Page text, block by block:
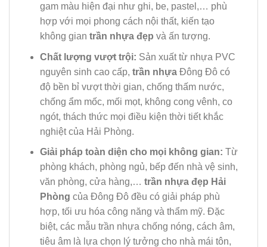
gam màu hiện đại như ghi, be, pastel,… phù
hợp với mọi phong cách nội thất, kiến tạo
không gian trần nhựa đẹp và ấn tượng.
Chất lượng vượt trội: Sản xuất từ nhựa PVC
nguyên sinh cao cấp, trần nhựaĐông Đô có
độ bền bỉ vượt thời gian, chống thấm nước,
chống ẩm mốc, mối mọt, không cong vênh, co
ngót, thách thức mọi điều kiện thời tiết khắc
nghiệt của Hải Phòng.
Giải pháp toàn diện cho mọi không gian: Từ
phòng khách, phòng ngủ, bếp đến nhà vệ sinh,
văn phòng, cửa hàng,… trần nhựa đẹp Hải
Phòng của Đông Đô đều có giải pháp phù
hợp, tối ưu hóa công năng và thẩm mỹ. Đặc
biệt, các mẫu trần nhựa chống nóng, cách âm,
tiêu âm là lựa chọn lý tưởng cho nhà mái tôn,